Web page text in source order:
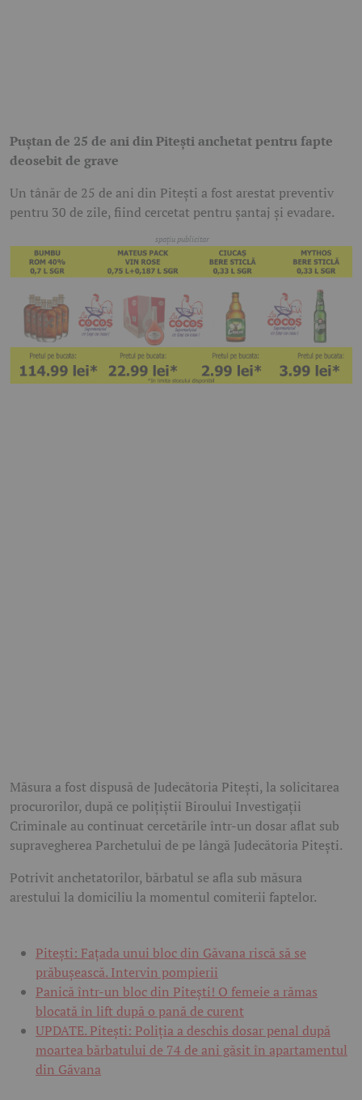
Puștan de 25 de ani din Pitești anchetat pentru fapte
deosebit de grave
Un tânăr de 25 de ani din Pitești a fost arestat preventiv
pentru 30 de zile, fiind cercetat pentru șantaj și evadare.
Măsura a fost dispusă de Judecătoria Pitești, la solicitarea
procurorilor, după ce polițiștii Biroului Investigații
Criminale au continuat cercetările într-un dosar aflat sub
supravegherea Parchetului de pe lângă Judecătoria Pitești.
Potrivit anchetatorilor, bărbatul se afla sub măsura
arestului la domiciliu la momentul comiterii faptelor.
Pitești: Fațada unui bloc din Găvana riscă să se
prăbușească. Intervin pompierii
Panică într-un bloc din Pitești! O femeie a rămas
blocată în lift după o pană de curent
UPDATE. Pitești: Poliția a deschis dosar penal după
moartea bărbatului de 74 de ani găsit în apartamentul
din Găvana